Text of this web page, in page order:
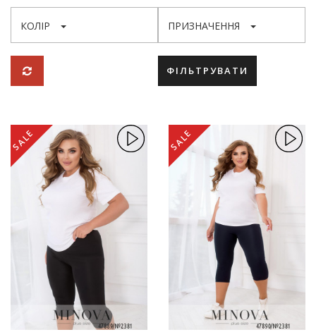
КОЛІР ПРИЗНАЧЕННЯ
ФІЛЬТРУВАТИ
SALE SALE